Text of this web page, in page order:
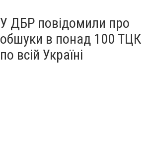
У ДБР повідомили про
обшуки в понад 100 ТЦК
по всій Україні